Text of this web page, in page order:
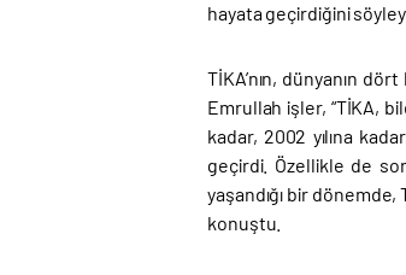
hayata geçirdiğini
TİKA’nın, dünyanın
Emrullah işler, “TİKA,
kadar, 2002 yılına
geçirdi. Özellikle de
yaşandığı bir dönemde,
konuştu.